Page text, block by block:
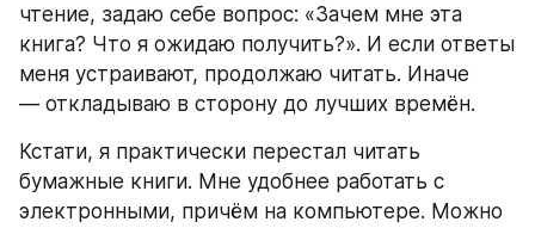
чтение, задаю себе вопрос: «Зачем мне эта
книга? Что я ожидаю получить?». И если ответы
меня устраивают, продолжаю читать. Иначе
— откладываю в сторону до лучших времён.
Кстати, я практически перестал читать
бумажные книги. Мне удобнее работать с
электронными, причём на компьютере. Можно